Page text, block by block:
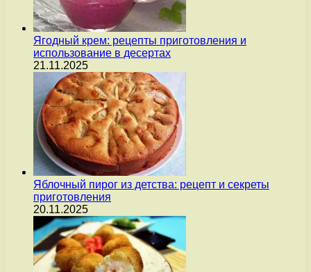
Ягодный крем: рецепты приготовления и
использование в десертах
21.11.2025
Яблочный пирог из детства: рецепт и секреты
приготовления
20.11.2025